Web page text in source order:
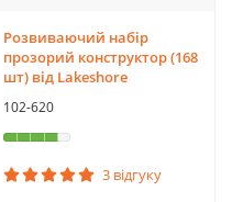
Розвиваючий набір
прозорий конструктор (168
шт) від Lakeshore
102-620
3 відгуку